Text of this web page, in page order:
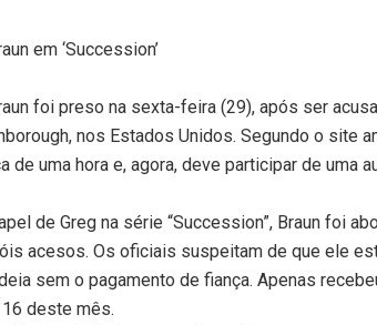
em ‘Succession’
foi preso na sexta-feira (29), após ser
nos Estados Unidos. Segundo o site
de uma hora e, agora, deve participar de uma
de Greg na série “Succession”, Braun foi
acesos. Os oficiais suspeitam de que ele
sem o pagamento de fiança. Apenas
deste mês.